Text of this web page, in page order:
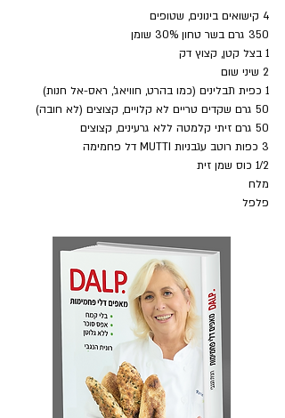
4 קישואים בינונים, שטופים
350 גרם בשר טחון 30% שומן
1 בצל קטן, קצוץ דק
2 שיני שום
1 כפית תבלינים (כמו בהרט, חוויאג', ראס-אל חנות)
50 גרם שקדים טריים לא קלויים, קצוצים (לא חובה)
50 גרם זיתי קלמטה ללא גרעינים, קצוצים
3 כפות רוטב עגבניות MUTTI דל פחמימה
1/2 כוס שמן זית
מלח
פלפל